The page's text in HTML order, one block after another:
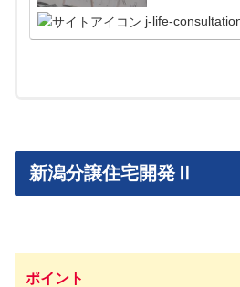
自動更新されます
ます。
j-life-
新潟分譲住宅開発Ⅱ
ポイント